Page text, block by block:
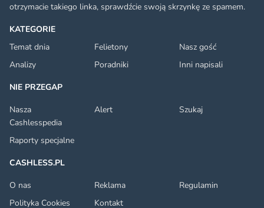
KATEGORIE
Temat dnia
Felietony
Nasz gość
Analizy
Poradniki
Inni napisali
NIE PRZEGAP
Nasza
Cashlesspedia
Alert Szukaj
Raporty specjalne
CASHLESS.PL
O nas
Reklama
Regulamin
Polityka Cookies
Kontakt
otrzymacie takiego linka, sprawdźcie swoją skrzynkę ze spamem.